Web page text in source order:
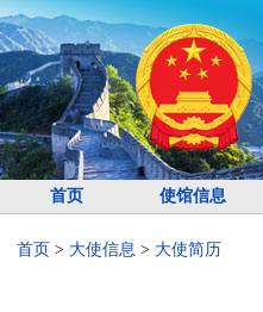
首页 使馆信息
首页 > 大使信息 > 大使简历